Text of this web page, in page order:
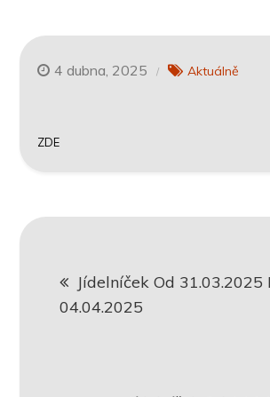
4 dubna, 2025 Aktuálně
ZDE
proJídelníček Od 31.03.2025
04.04.2025